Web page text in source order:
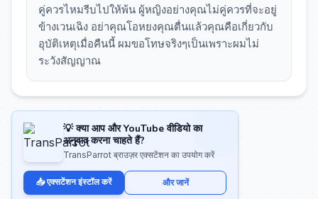
คู่ควรไหมรีบไปให้พ้น ผู้หญิงอย่างคุณไม่คู่ควรที่จะอยู่
ข้างเวนเฉิง อย่าคุณโอหยงคุณตื่นแล้วคุณคือเกี่ยวกับ
อุบัติเหตุเมื่อคืนนี้ ผมขอโทษจริงๆเป็นเพราะผมไม่
ระวังสัญญาณ
💡 क्या आप और YouTube वीडियो का
अनुवाद करना चाहते हैं?
TransParrot ब्राउज़र एक्सटेंशन का उपयोग करें
📥 एक्सटेंशन इंस्टॉल करें और जानें